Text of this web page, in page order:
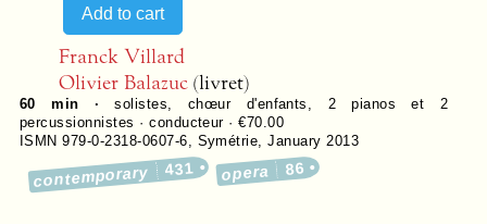
Franck Villard
Olivier Balazuc (livret)
60 min ·solistes, chœur d'enfants, 2 pianos et 2
percussionnistes · conducteur · €70.00
ISMN 979-0-2318-0607-6
Symétrie ,January 2013
contemporary 431 opera 86